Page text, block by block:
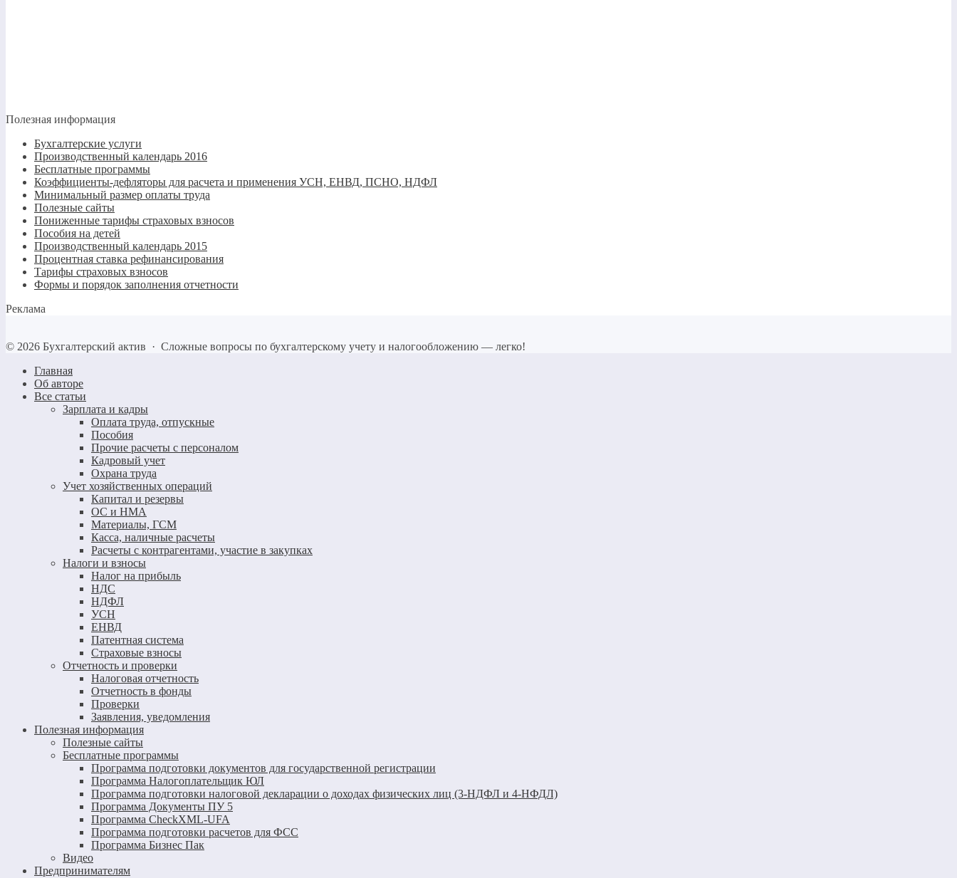
Полезная информация
Бухгалтерские услуги
Производственный календарь 2016
Бесплатные программы
Коэффициенты-дефляторы для расчета и применения УСН, ЕНВД, ПСНО, НДФЛ
Минимальный размер оплаты труда
Полезные сайты
Пониженные тарифы страховых взносов
Пособия на детей
Производственный календарь 2015
Процентная ставка рефинансирования
Тарифы страховых взносов
Формы и порядок заполнения отчетности
Реклама
© 2026 Бухгалтерский актив · Сложные вопросы по бухгалтерскому учету и налогообложению — легко!
Главная
Об авторе
Все статьи
Зарплата и кадры
Оплата труда, отпускные
Пособия
Прочие расчеты с персоналом
Кадровый учет
Охрана труда
Учет хозяйственных операций
Капитал и резервы
ОС и НМА
Материалы, ГСМ
Касса, наличные расчеты
Расчеты с контрагентами, участие в закупках
Налоги и взносы
Налог на прибыль
НДС
НДФЛ
УСН
ЕНВД
Патентная система
Страховые взносы
Отчетность и проверки
Налоговая отчетность
Отчетность в фонды
Проверки
Заявления, уведомления
Полезная информация
Полезные сайты
Бесплатные программы
Программа подготовки документов для государственной регистрации
Программа Налогоплательщик ЮЛ
Программа подготовки налоговой декларации о доходах физических лиц (3-НДФЛ и 4-НФДЛ)
Программа Документы ПУ 5
Программа CheckXML-UFA
Программа подготовки расчетов для ФСС
Программа Бизнес Пак
Видео
Предпринимателям